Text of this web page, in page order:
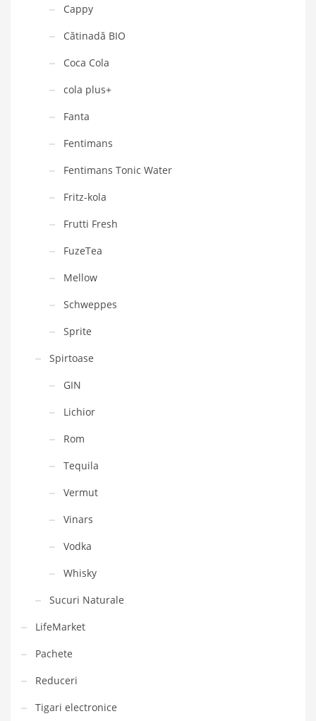
Cappy
Cătinadă BIO
Coca Cola
cola plus+
Fanta
Fentimans
Fentimans Tonic Water
Fritz-kola
Frutti Fresh
FuzeTea
Mellow
Schweppes
Sprite
Spirtoase
GIN
Lichior
Rom
Tequila
Vermut
Vinars
Vodka
Whisky
Sucuri Naturale
LifeMarket
Pachete
Reduceri
Tigari electronice